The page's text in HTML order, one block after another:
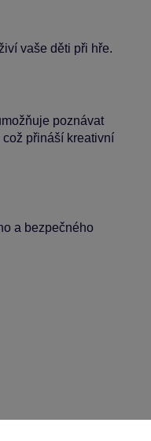
vaše děti při hře.
poznávat
přináší kreativní
a bezpečného
jako zajímavý